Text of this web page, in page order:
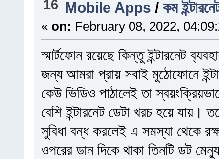
16 Mobile Apps /কম
« on: February 08, 2022,
স্মার্টফোন রয়েছে কিন্তু ইন্টারনেট
জন্য আমরা প্রায় সবাই মুঠোফোনে
কেউ ভিডিও পাঠালেই তা
বেশি ইন্টারনেট ডেটা খরচ হয়ে যায়।
সুবিধা বন্ধ করলেই এ সমস্যা থেকে
ওপরের ডান দিকে থাকা তিনটি ডট